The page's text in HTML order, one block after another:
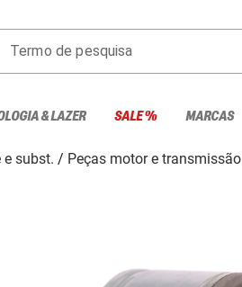
Termo de pesquisa
& LAZER SALE % MARCAS
e subst. Peças motor e transmissão